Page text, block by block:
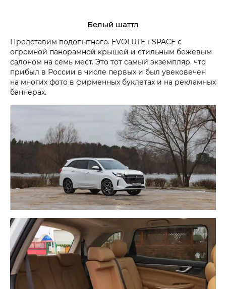
Белый шаттл
Представим подопытного. EVOLUTE i‑SPACE с
огромной панорамной крышей и стильным бежевым
салоном на семь мест. Это тот самый экземпляр, что
прибыл в России в числе первых и был увековечен
на многих фото в фирменных буклетах и на рекламных
баннерах.